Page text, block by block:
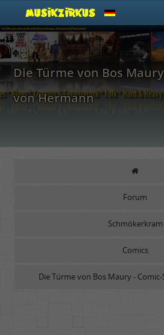
Die Türme von Bos
von Hermann
Forum
Schmökerkram
Comics
Die Türme von Bos Maury -